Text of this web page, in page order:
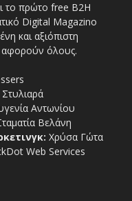
το πρώτο free Β2Η
Digital Magazino
και αξιόπιστη
όλους.
Αντωνίου
Βελάνη
Χρύσα Γώτα
Web Services